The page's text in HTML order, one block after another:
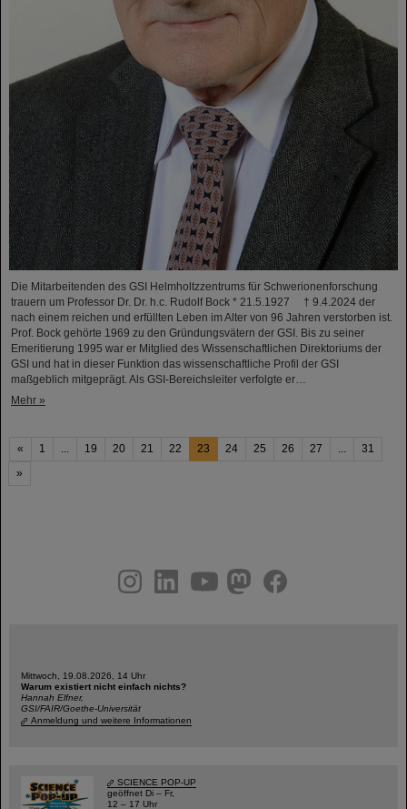
Die Mitarbeitenden des GSI Helmholtzzentrums für Schwerionenforschung
trauern um Professor Dr. Dr. h.c. Rudolf Bock * 21.5.1927 † 9.4.2024 der
nach einem reichen und erfüllten Leben im Alter von 96 Jahren verstorben ist.
Prof. Bock gehörte 1969 zu den Gründungsvätern der GSI. Bis zu seiner
Emeritierung 1995 war er Mitglied des Wissenschaftlichen Direktoriums der
GSI und hat in dieser Funktion das wissenschaftliche Profil der GSI
maßgeblich mitgeprägt. Als GSI-Bereichsleiter verfolgte er…
Mehr »
« 1 19 20 21 22 23 24 25 26 27
31
»
youtubehelmholtz.socialfacebook
Mittwoch, 19.08.2026, 14 Uhr
Warum existiert nicht einfach nichts?
Hannah Elfner,
GSI/FAIR/Goethe-Universität
Anmeldung und weitere Informationen
SCIENCE POP-UP
geöffnet Di – Fr,
12 – 17 Uhr